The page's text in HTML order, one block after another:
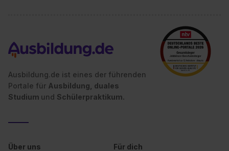
Ausbildung.de ist eines der führenden
Portale für Ausbildung, duales
Studium und Schülerpraktikum.
Über uns
Für dich